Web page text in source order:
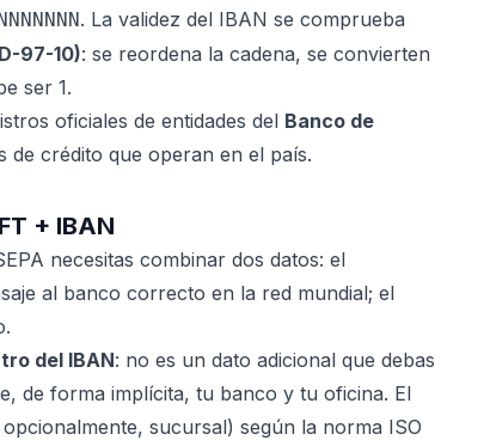
. La validez del IBAN se comprueba
97-10): se reordena la cadena, se convierten
ser 1.
oficiales de entidades del Banco de
de crédito que operan en el país.
+ IBAN
necesitas combinar dos datos: el
al banco correcto en la red mundial; el
del IBAN: no es un dato adicional que debas
de forma implícita, tu banco y tu oficina. El
sucursal) según la norma ISO